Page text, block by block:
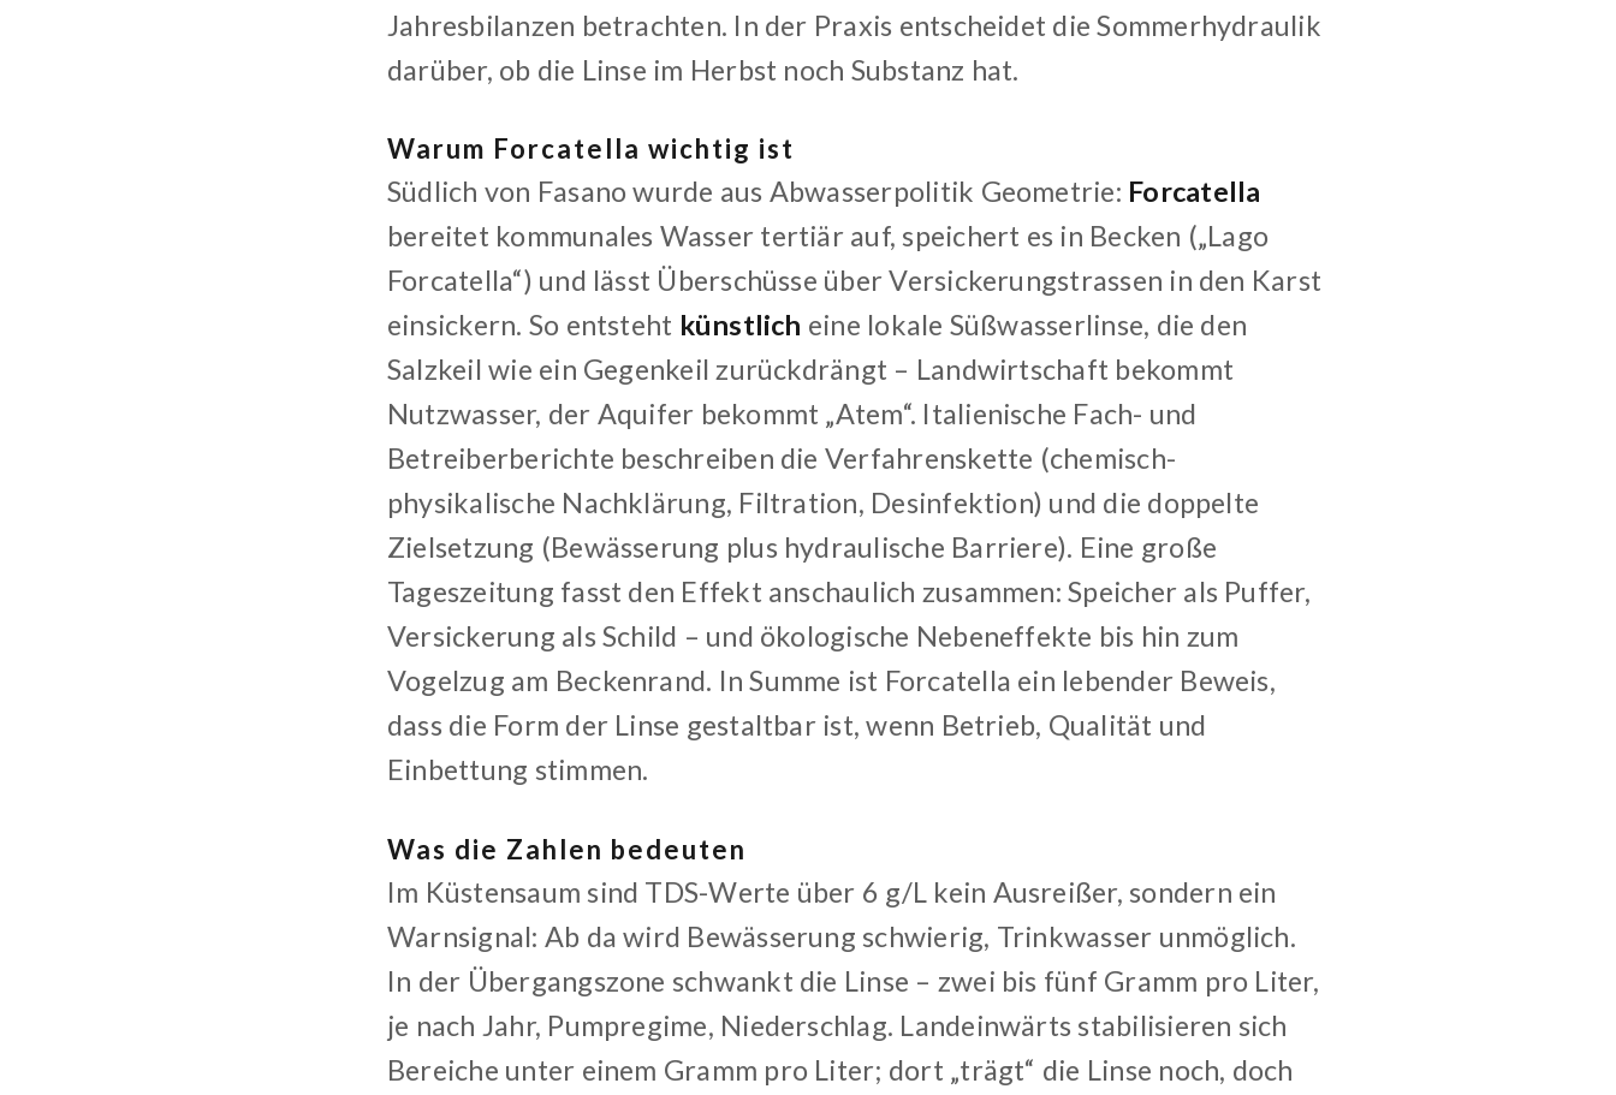
Jahresbilanzen betrachten. In der Praxis entscheidet die Sommerhydraulik
darüber, ob die Linse im Herbst noch Substanz hat.
Warum Forcatella wichtig ist
Südlich von Fasano wurde aus Abwasserpolitik Geometrie: Forcatella
bereitet kommunales Wasser tertiär auf, speichert es in Becken („Lago
Forcatella“) und lässt Überschüsse über Versickerungstrassen in den Karst
einsickern. So entsteht künstlich eine lokale Süßwasserlinse, die den
Salzkeil wie ein Gegenkeil zurückdrängt – Landwirtschaft bekommt
Nutzwasser, der Aquifer bekommt „Atem“. Italienische Fach- und
Betreiberberichte beschreiben die Verfahrenskette (chemisch-
physikalische Nachklärung, Filtration, Desinfektion) und die doppelte
Zielsetzung (Bewässerung plus hydraulische Barriere). Eine große
Tageszeitung fasst den Effekt anschaulich zusammen: Speicher als Puffer,
Versickerung als Schild – und ökologische Nebeneffekte bis hin zum
Vogelzug am Beckenrand. In Summe ist Forcatella ein lebender Beweis,
dass die Form der Linse gestaltbar ist, wenn Betrieb, Qualität und
Einbettung stimmen.
Was die Zahlen bedeuten
Im Küstensaum sind TDS-Werte über 6 g/L kein Ausreißer, sondern ein
Warnsignal: Ab da wird Bewässerung schwierig, Trinkwasser unmöglich.
In der Übergangszone schwankt die Linse – zwei bis fünf Gramm pro Liter,
je nach Jahr, Pumpregime, Niederschlag. Landeinwärts stabilisieren sich
Bereiche unter einem Gramm pro Liter; dort „trägt“ die Linse noch, doch